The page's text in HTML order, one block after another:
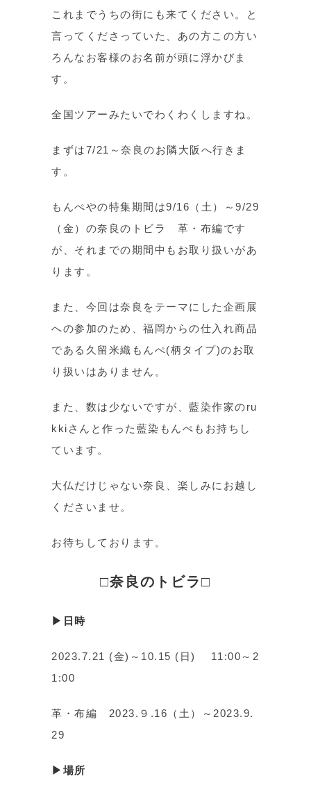
これまでうちの街にも来てください。と
言ってくださっていた、あの方この方い
ろんなお客様のお名前が頭に浮かびま
す。
全国ツアーみたいでわくわくしますね。
まずは7/21～奈良のお隣大阪へ行きま
す。
もんぺやの特集期間は9/16（土）～9/29
（金）の奈良のトビラ 革・布編です
が、それまでの期間中もお取り扱いがあ
ります。
また、今回は奈良をテーマにした企画展
への参加のため、福岡からの仕入れ商品
である久留米織もんぺ(柄タイプ)のお取
り扱いはありません。
また、数は少ないですが、藍染作家のru
kkiさんと作った藍染もんぺもお持ちし
ています。
大仏だけじゃない奈良、楽しみにお越し
くださいませ。
お待ちしております。
□奈良のトビラ□
▶日時
2023.7.21 (金)～10.15 (日) 11:00～2
1:00
革・布編 2023.９.16（土）～2023.9.
29
▶場所